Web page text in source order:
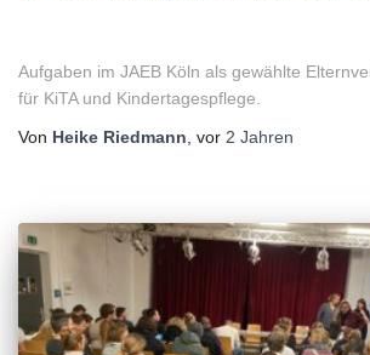
Aufgaben im JAEB Köln als gewählte
für KiTA und Kindertagespflege.
Von Heike Riedmann , vor 2 Jahren